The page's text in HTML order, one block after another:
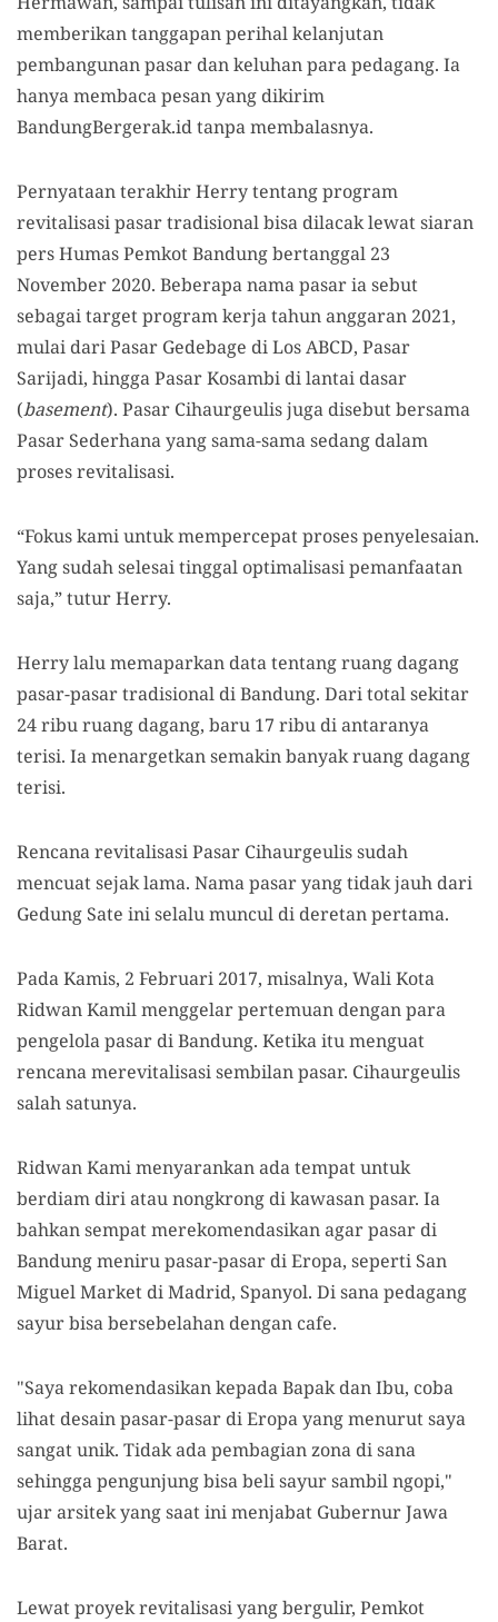
memberikan tanggapan perihal kelanjutan
pembangunan pasar dan keluhan para pedagang. Ia
hanya membaca pesan yang dikirim
BandungBergerak.id tanpa membalasnya.
Pernyataan terakhir Herry tentang program
revitalisasi pasar tradisional bisa dilacak lewat siaran
pers Humas Pemkot Bandung bertanggal 23
November 2020. Beberapa nama pasar ia sebut
sebagai target program kerja tahun anggaran 2021,
mulai dari Pasar Gedebage di Los ABCD, Pasar
Sarijadi, hingga Pasar Kosambi di lantai dasar
(basement). Pasar Cihaurgeulis juga disebut bersama
Pasar Sederhana yang sama-sama sedang dalam
proses revitalisasi.
“Fokus kami untuk mempercepat proses penyelesaian.
Yang sudah selesai tinggal optimalisasi pemanfaatan
saja,” tutur Herry.
Herry lalu memaparkan data tentang ruang dagang
pasar-pasar tradisional di Bandung. Dari total sekitar
24 ribu ruang dagang, baru 17 ribu di antaranya
terisi. Ia menargetkan semakin banyak ruang dagang
terisi.
Rencana revitalisasi Pasar Cihaurgeulis sudah
mencuat sejak lama. Nama pasar yang tidak jauh dari
Gedung Sate ini selalu muncul di deretan pertama.
Pada Kamis, 2 Februari 2017, misalnya, Wali Kota
Ridwan Kamil menggelar pertemuan dengan para
pengelola pasar di Bandung. Ketika itu menguat
rencana merevitalisasi sembilan pasar. Cihaurgeulis
salah satunya.
Ridwan Kami menyarankan ada tempat untuk
berdiam diri atau nongkrong di kawasan pasar. Ia
bahkan sempat merekomendasikan agar pasar di
Bandung meniru pasar-pasar di Eropa, seperti San
Miguel Market di Madrid, Spanyol. Di sana pedagang
sayur bisa bersebelahan dengan cafe.
"Saya rekomendasikan kepada Bapak dan Ibu, coba
lihat desain pasar-pasar di Eropa yang menurut saya
sangat unik. Tidak ada pembagian zona di sana
sehingga pengunjung bisa beli sayur sambil ngopi,"
ujar arsitek yang saat ini menjabat Gubernur Jawa
Barat.
Lewat proyek revitalisasi yang bergulir, Pemkot